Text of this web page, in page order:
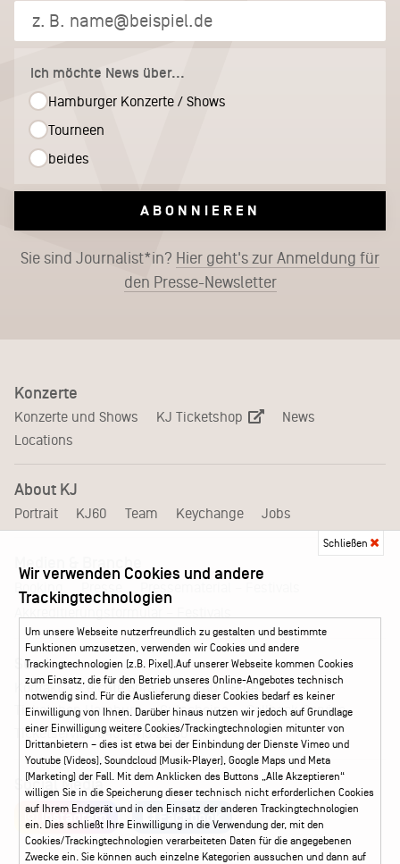
Ich möchte News über...
Hamburger Konzerte / Shows
Tourneen
beides
ABONNIEREN
Sie sind Journalist*in? Hier geht's zur Anmeldung für
den Presse-Newsletter
Konzerte
Konzerte und Shows KJ Ticketshop
News
Locations
About KJ
Portrait KJ60 Team Keychange Jobs
Booking Presse
Service
Kontakt Leichte Sprache
FAQ / Hilfe
Ticketshop Hamburg
Gutscheine
Callback-Service
Ticketservice 040 - 413 22 60
Social Media
Instagram Facebook
Schließen
Wir verwenden Cookies und andere
Trackingtechnologien
Um unsere Webseite nutzerfreundlich zu gestalten und bestimmte
Funktionen umzusetzen, verwenden wir Cookies und andere
Trackingtechnologien (z.B. Pixel).Auf unserer Webseite kommen Cookies
zum Einsatz, die für den Betrieb unseres Online-Angebotes technisch
notwendig sind. Für die Auslieferung dieser Cookies bedarf es keiner
Einwilligung von Ihnen. Darüber hinaus nutzen wir jedoch auf Grundlage
einer Einwilligung weitere Cookies/Trackingtechnologien mitunter von
Drittanbietern – dies ist etwa bei der Einbindung der Dienste Vimeo und
Youtube (Videos), Soundcloud (Musik-Player), Google Maps und Meta
(Marketing) der Fall. Mit dem Anklicken des Buttons „Alle Akzeptieren“
willigen Sie in die Speicherung dieser technisch nicht erforderlichen Cookies
auf Ihrem Endgerät und in den Einsatz der anderen Trackingtechnologien
ein. Dies schließt Ihre Einwilligung in die Verwendung der, mit den
Cookies/Trackingtechnologien verarbeiteten Daten für die angegebenen
Zwecke ein. Sie können auch einzelne Kategorien aussuchen und dann auf